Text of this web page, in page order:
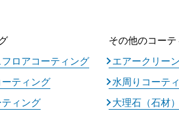
ロアコーティング
ティング
ィング
その他のコー
エアークリー
水周りコーテ
大理石（石材